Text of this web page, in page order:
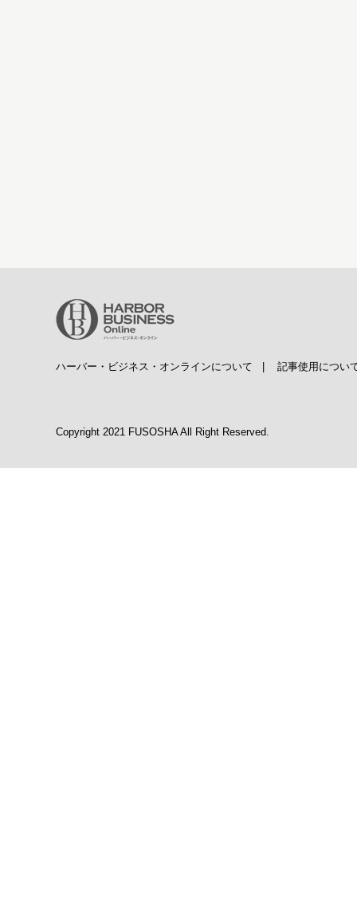
ハーバー・ビジネス・オンラインについて | 記事使用につい
Copyright 2021 FUSOSHA All Right Reserved.